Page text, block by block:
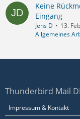
Keine
Eingang
Jens D
13.
Allgemeines
Thunderbird Mail
Impressum & Kontakt